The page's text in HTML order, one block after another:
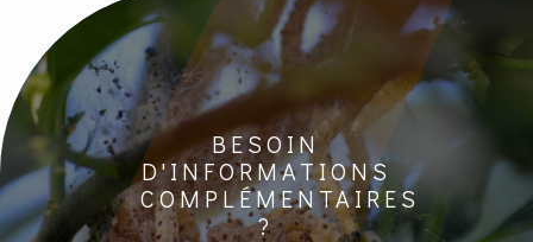
BESOIN
D'INFORMATIONS
COMPLÉMENTAIRES
?